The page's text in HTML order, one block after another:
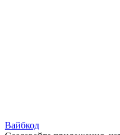
Вайбкод